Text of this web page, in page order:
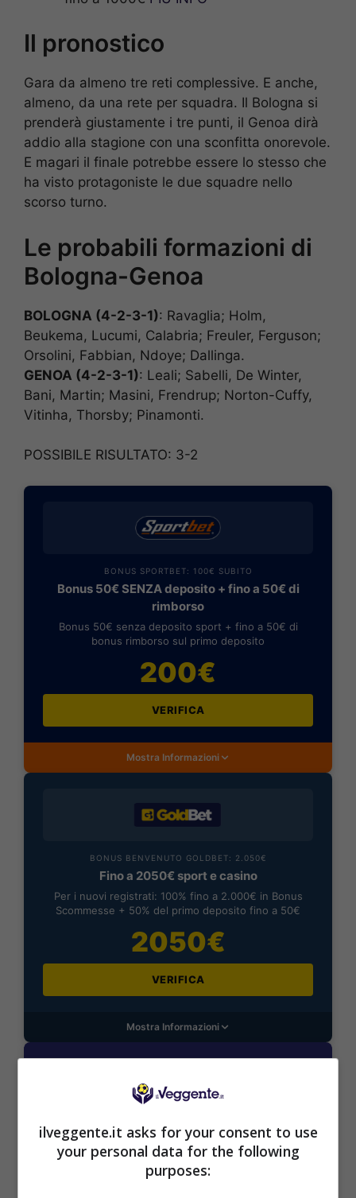
Il pronostico
Gara da almeno tre reti complessive. E anche,
almeno, da una rete per squadra. Il Bologna si
prenderà giustamente i tre punti, il Genoa dirà
addio alla stagione con una sconfitta onorevole.
E magari il finale potrebbe essere lo stesso che
ha visto protagoniste le due squadre nello
scorso turno.
Le probabili formazioni di
Bologna-Genoa
BOLOGNA (4-2-3-1): Ravaglia; Holm,
Beukema, Lucumi, Calabria; Freuler, Ferguson;
Orsolini, Fabbian, Ndoye; Dallinga.
GENOA (4-2-3-1): Leali; Sabelli, De Winter,
Bani, Martin; Masini, Frendrup; Norton-Cuffy,
Vitinha, Thorsby; Pinamonti.
POSSIBILE RISULTATO: 3-2
BONUS SPORTBET: 100€ SUBITO
Bonus 50€ SENZA deposito + fino a 50€ di
rimborso
Bonus 50€ senza deposito sport + fino a 50€ di
bonus rimborso sul primo deposito
200€
VERIFICA
Mostra Informazioni
BONUS BENVENUTO GOLDBET: 2.050€
Fino a 2050€ sport e casino
Per i nuovi registrati: 100% fino a 2.000€ in Bonus
Scommesse + 50% del primo deposito fino a 50€
2050€
VERIFICA
Mostra Informazioni
BONUS BENVENUTO LOTTOMATICA: 2050€
Fino a 2050€ bonus scommesse e sport
Per i nuovi utenti della piattaforma: 100% fino a 50€ in
Bonus Scommesse + 100% fino a 2000€ in Bonus
ilveggente.it asks for your consent to use
your personal data for the following
purposes: